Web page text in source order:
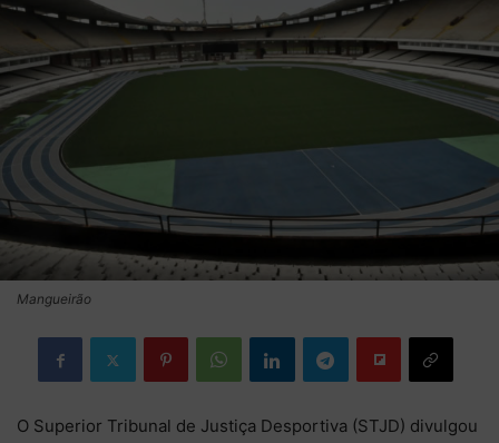
Mangueirão
O Superior Tribunal de Justiça Desportiva (STJD) divulgou